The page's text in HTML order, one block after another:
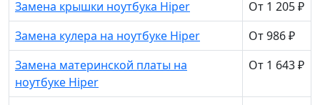
Замена крышки ноутбука Hiper
От 1 205 ₽
Замена кулера на ноутбуке Hiper
От 986 ₽
Замена материнской платы на
ноутбуке Hiper
От 1 643 ₽